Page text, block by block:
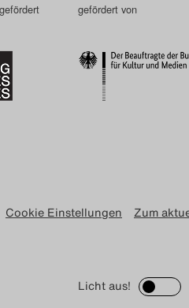
gefördert von
Cookie Einstellungen Zum
Licht aus!